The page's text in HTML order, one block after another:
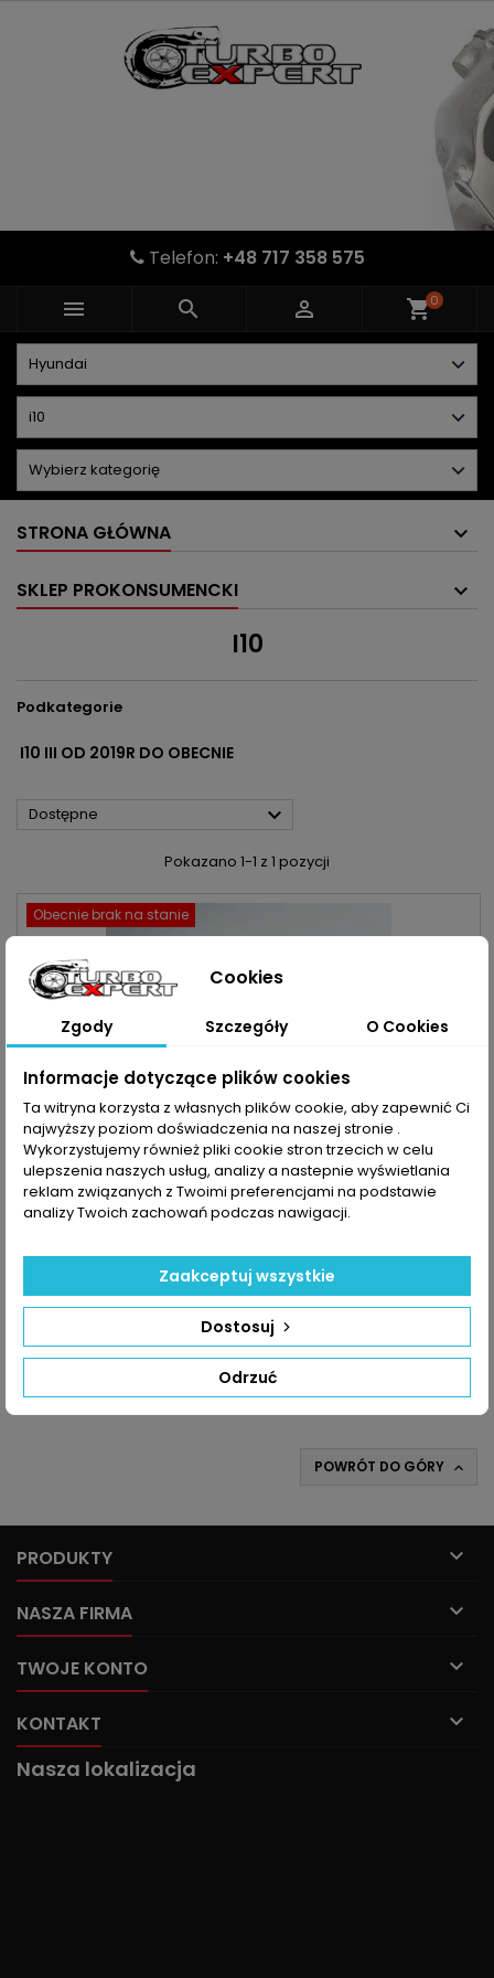
Telefon: +48 717 358 575
   shopping_cart0
STRONA GŁÓWNA
SKLEP PROKONSUMENCKI
I10
Podkategorie
I10 III OD 2019R DO OBECNIE
Dostępne 
Pokazano 1-1 z 1 pozycji
Obecnie brak na stanie
INDEKS:TX000738
Turbosprężarka po regeneracji MARKA: Hyundai MODEL: i10
KOD SILNIKA: N/A POJEMNOŚĆ: 998ccm 1.0 T-GDI MOC: 100KM /
74kW ROK PRODUKCJI: Od 2009r
Cena
1 600,00 zł
 Dodaj do koszyka
Obecnie brak na stanie
POWRÓT DO GÓRY 
PRODUKTY 
NASZA FIRMA 
TWOJE KONTO 
KONTAKT 
Nasza lokalizacja
Cookies
Zgody Szczegóły O Cookies
Informacje dotyczące plików cookies
Ta witryna korzysta z własnych plików cookie, aby zapewnić Ci
najwyższy poziom doświadczenia na naszej stronie .
Wykorzystujemy również pliki cookie stron trzecich w celu
ulepszenia naszych usług, analizy a nastepnie wyświetlania
reklam związanych z Twoimi preferencjami na podstawie
analizy Twoich zachowań podczas nawigacji.
Odrzuć
Dostosuj
Zaakceptuj wszystkie